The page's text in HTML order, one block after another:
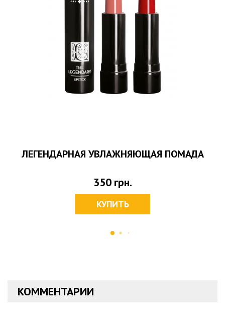
ЛЕГЕНДАРНАЯ УВЛАЖНЯЮЩАЯ ПОМАДА
350 грн.
КУПИТЬ
КОММЕНТАРИИ